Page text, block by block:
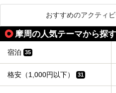
おすすめのアクティ
摩周の人気テーマから探す
宿泊 35
格安（1,000円以下） 31